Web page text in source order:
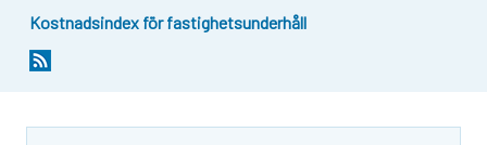
Kostnadsindex för fastighetsunderhåll